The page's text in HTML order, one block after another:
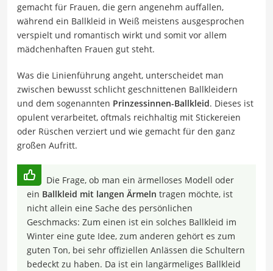
gemacht für Frauen, die gern angenehm auffallen,
während ein Ballkleid in Weiß meistens ausgesprochen
verspielt und romantisch wirkt und somit vor allem
mädchenhaften Frauen gut steht.
Was die Linienführung angeht, unterscheidet man
zwischen bewusst schlicht geschnittenen Ballkleidern
und dem sogenannten Prinzessinnen-Ballkleid. Dieses ist
opulent verarbeitet, oftmals reichhaltig mit Stickereien
oder Rüschen verziert und wie gemacht für den ganz
großen Aufritt.
Die Frage, ob man ein ärmelloses Modell oder
ein Ballkleid mit langen Ärmeln tragen möchte, ist
nicht allein eine Sache des persönlichen
Geschmacks: Zum einen ist ein solches Ballkleid im
Winter eine gute Idee, zum anderen gehört es zum
guten Ton, bei sehr offiziellen Anlässen die Schultern
bedeckt zu haben. Da ist ein langärmeliges Ballkleid